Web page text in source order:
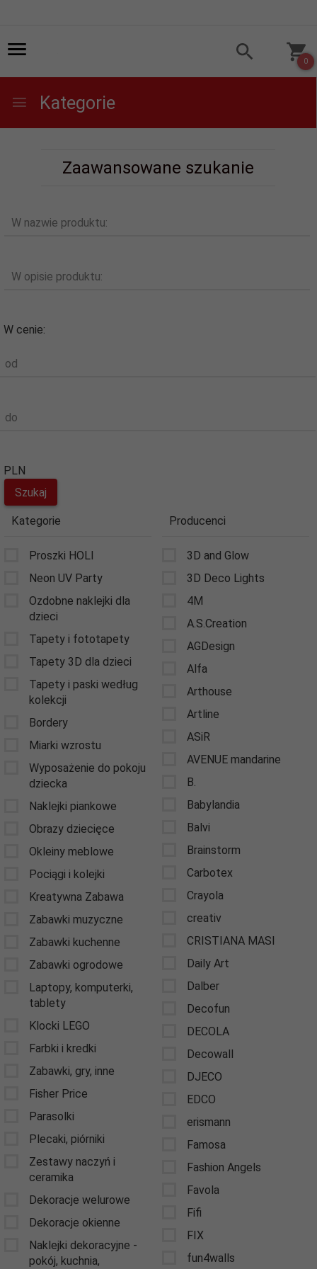
0
Kategorie
Zaawansowane szukanie
W nazwie produktu:
W opisie produktu:
W cenie:
od
do
PLN
Kategorie
Proszki HOLI
Neon UV Party
Ozdobne naklejki dla
dzieci
Tapety i fototapety
Tapety 3D dla dzieci
Tapety i paski według
kolekcji
Bordery
Miarki wzrostu
Wyposażenie do pokoju
dziecka
Naklejki piankowe
Obrazy dziecięce
Okleiny meblowe
Pociągi i kolejki
Kreatywna Zabawa
Zabawki muzyczne
Zabawki kuchenne
Zabawki ogrodowe
Laptopy, komputerki,
tablety
Klocki LEGO
Farbki i kredki
Zabawki, gry, inne
Fisher Price
Parasolki
Plecaki, piórniki
Zestawy naczyń i
ceramika
Dekoracje welurowe
Dekoracje okienne
Naklejki dekoracyjne -
pokój, kuchnia,
Producenci
3D and Glow
3D Deco Lights
4M
A.S.Creation
AGDesign
Alfa
Arthouse
Artline
ASiR
AVENUE mandarine
B.
Babylandia
Balvi
Brainstorm
Carbotex
Crayola
creativ
CRISTIANA MASI
Daily Art
Dalber
Decofun
DECOLA
Decowall
DJECO
EDCO
erismann
Famosa
Fashion Angels
Favola
Fifi
FIX
fun4walls